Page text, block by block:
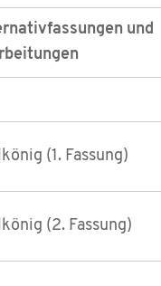
und
(1. Fassung)
(2. Fassung)